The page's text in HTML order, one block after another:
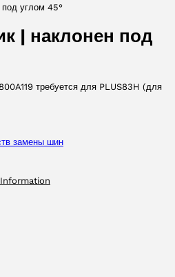
углом 45°
| наклонен под
требуется для PLUS83H (для
замены шин
ПРИНЯТЬ